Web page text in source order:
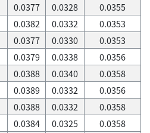
0.0377 0.0328
0.0355
0.0382 0.0332
0.0353
0.0377 0.0330
0.0353
0.0379 0.0338
0.0356
0.0388 0.0340
0.0358
0.0389 0.0332
0.0356
0.0388 0.0332
0.0358
0.0384 0.0325
0.0358